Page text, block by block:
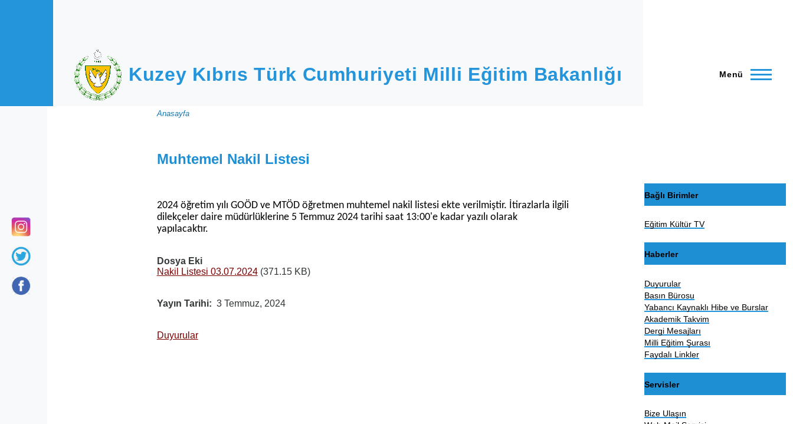
Kuzey Kıbrıs Türk Cumhuriyeti Milli Eğitim Bakanlığı Menü
Sayfa
yolu
Anasayfa
Muhtemel Nakil Listesi
2024 öğretim yılı GOÖD ve MTÖD öğretmen muhtemel nakil listesi ekte verilmiştir. İtirazlarla ilgili
dilekçeler daire müdürlüklerine 5 Temmuz 2024 tarihi saat 13:00'e kadar yazılı olarak
yapılacaktır.
Dosya Eki
Nakil Listesi 03.07.2024 (371.15 KB)
Yayın Tarihi 3 Temmuz, 2024
Duyurular
Bağlı Birimler
Eğitim Kültür TV
Haberler
Duyurular
Basın Bürosu
Yabancı Kaynaklı Hibe ve Burslar
Akademik Takvim
Dergi Mesajları
Milli Eğitim Şurası
Faydalı Linkler
Servisler
Bize Ulaşın